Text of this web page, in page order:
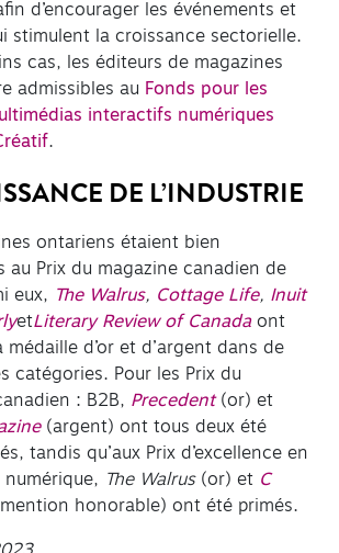
d’encourager les événements et
stimulent la croissance sectorielle.
cas, les éditeurs de magazines
admissibles au Fonds pour les
interactifs numériques
.
DE L’INDUSTRIE
ontariens étaient bien
au Prix du magazine canadien de
eux, The Walrus, Cottage Life, Inuit
etLiterary Review of Canadaont
médaille d’or et d’argent dans de
catégories. Pour les Prix du
: B2B, Precedent(or) et
(argent) ont tous deux été
tandis qu’aux Prix d’excellence en
The Walrus(or) et C
honorable) ont été primés.